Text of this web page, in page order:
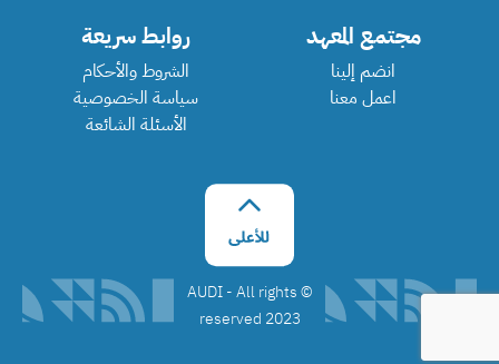
مجتمع المعهد
انضم إلينا
اعمل معنا
روابط سريعة
الشروط والأحكام
سياسة الخصوصية
الأسئلة الشائعة
©️ AUDI - All rights
reserved 2023